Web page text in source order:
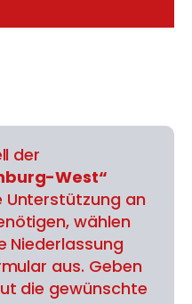
der
West“
Unterstützung an
wählen
Niederlassung
aus. Geben
die gewünschte